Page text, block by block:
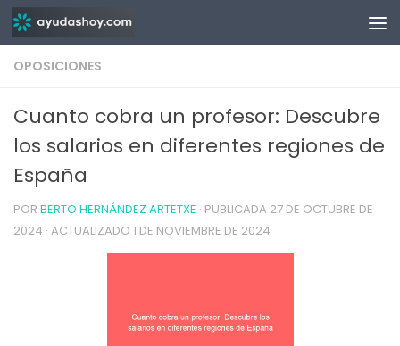
Saltar al contenido
OPOSICIONES
Cuanto cobra un profesor: Descubre
los salarios en diferentes regiones de
España
POR BERTO HERNÁNDEZ ARTETXE · PUBLICADA 27 DE OCTUBRE DE
2024 · ACTUALIZADO 1 DE NOVIEMBRE DE 2024